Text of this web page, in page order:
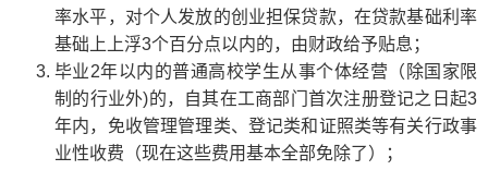
率水平，对个人发放的创业担保贷款，在贷款基础利率
基础上上浮3个百分点以内的，由财政给予贴息；
毕业2年以内的普通高校学生从事个体经营（除国家限
制的行业外)的，自其在工商部门首次注册登记之日起3
年内，免收管理管理类、登记类和证照类等有关行政事
业性收费（现在这些费用基本全部免除了）；